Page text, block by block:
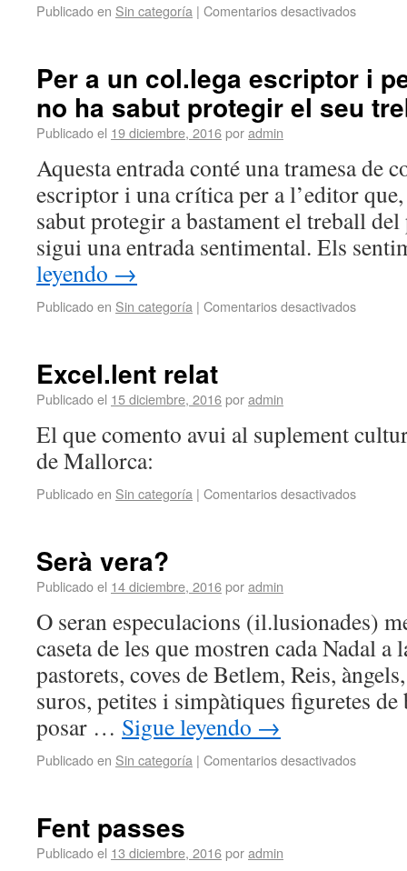
Publicado en Sin categoría | Comentarios desactivados
Per a un col.lega escriptor i
no ha sabut protegir el seu
Publicado el 19 diciembre, 2016poradmin
Aquesta entrada conté una tramesa de
escriptor i una crítica per a l’editor
sabut protegir a bastament el treball
sigui una entrada sentimental. Els
leyendo →
Publicado en Sin categoría | Comentarios desactivados
Excel.lent relat
Publicado el 15 diciembre, 2016poradmin
El que comento avui al suplement
de Mallorca:
Publicado en Sin categoría | Comentarios desactivados
Serà vera?
Publicado el 14 diciembre, 2016poradmin
O seran especulacions (il.lusionades)
caseta de les que mostren cada Nadal
pastorets, coves de Betlem, Reis,
suros, petites i simpàtiques figuretes
posar … Sigue leyendo →
Publicado en Sin categoría | Comentarios desactivados
Fent passes
Publicado el 13 diciembre, 2016poradmin